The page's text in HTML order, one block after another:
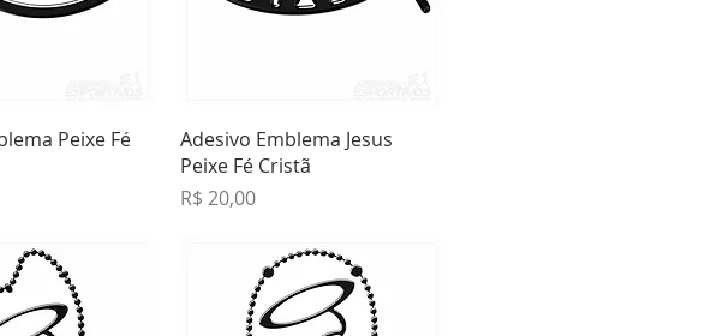
rápida
Peixe Fé
Visualização rápida
Adesivo Emblema Jesus
Peixe Fé Cristã
Preço
R$ 20,00